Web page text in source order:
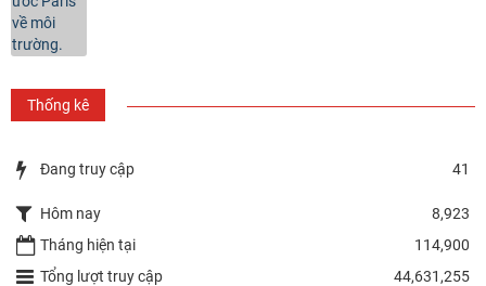
Thống kê
Đang truy cập 41
Hôm nay
8,923
Tháng hiện tại
114,900
Tổng lượt truy cập
44,631,255